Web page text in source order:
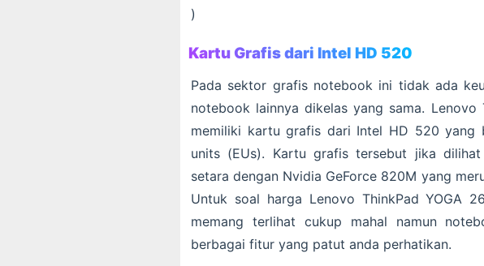
)
Kartu Grafis dari Intel HD 520
Pada sektor grafis notebook ini tidak ada
notebook lainnya dikelas yang sama. Lenovo
memiliki kartu grafis dari Intel HD 520 yang
units (EUs). Kartu grafis tersebut jika
setara dengan Nvidia GeForce 820M yang
Untuk soal harga Lenovo ThinkPad YOGA
memang terlihat cukup mahal namun
berbagai fitur yang patut anda perhatikan.